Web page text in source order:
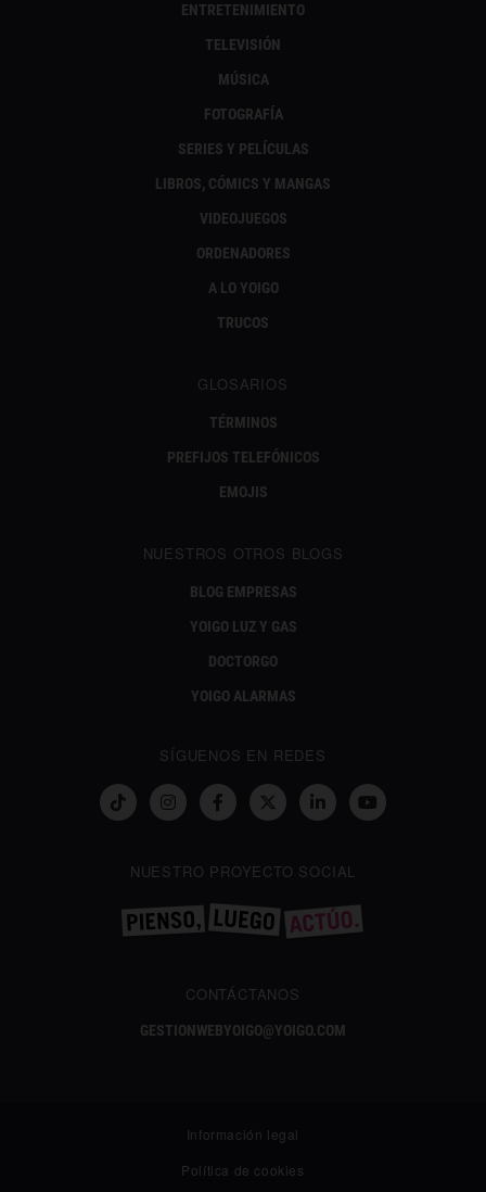
ENTRETENIMIENTO
TELEVISIÓN
MÚSICA
FOTOGRAFÍA
SERIES Y PELÍCULAS
LIBROS, CÓMICS Y MANGAS
VIDEOJUEGOS
ORDENADORES
A LO YOIGO
TRUCOS
GLOSARIOS
TÉRMINOS
PREFIJOS TELEFÓNICOS
EMOJIS
NUESTROS OTROS BLOGS
BLOG EMPRESAS
YOIGO LUZ Y GAS
DOCTORGO
YOIGO ALARMAS
SÍGUENOS EN REDES
NUESTRO PROYECTO SOCIAL
CONTÁCTANOS
GESTIONWEBYOIGO@YOIGO.COM
Información legal
Política de cookies